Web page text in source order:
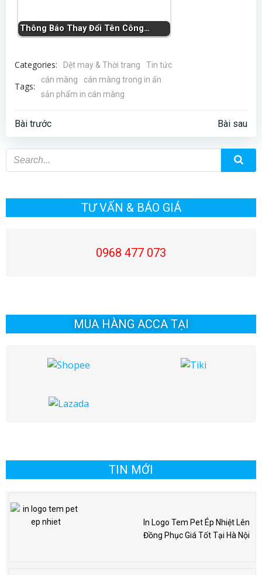
Thông Báo Thay Đổi Tên Công…
Categories: Dệt may & Thời trang Tin tức
Tags:
cán màng
cán màng trong in ấn
sản phẩm in cán màng
Điều
hướng
viết
Bài trước
Điều
hướng
viết
Bài sau
TƯ VẤN & BÁO GIÁ
0968 477 073
MUA HÀNG ACCA TẠI
TIN MỚI
In Logo Tem Pet Ép Nhiệt Lên
Đồng Phục Giá Tốt Tại Hà Nội